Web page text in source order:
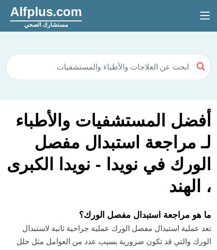
Alfplus.com
مستشارك الصحي
أفضل المستشفيات والأطباء
لـ مراجعة استبدال مفصل
الورك في نويدا - نويدا الكبرى
، الهند
ما هو مراجعة استبدال مفصل الورك؟
تعد عملية استبدال مفصل الورك عملية جراحية ثانية لاستبدال
الورك والتي قد تكون ضرورية بسبب عدد من العوامل مثل خلل